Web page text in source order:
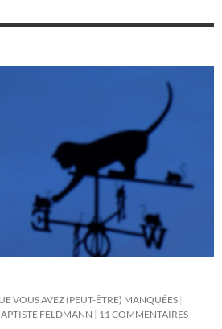
VOUS AVEZ (PEUT-ÊTRE) MANQUÉES
FELDMANN 11 COMMENTAIRES